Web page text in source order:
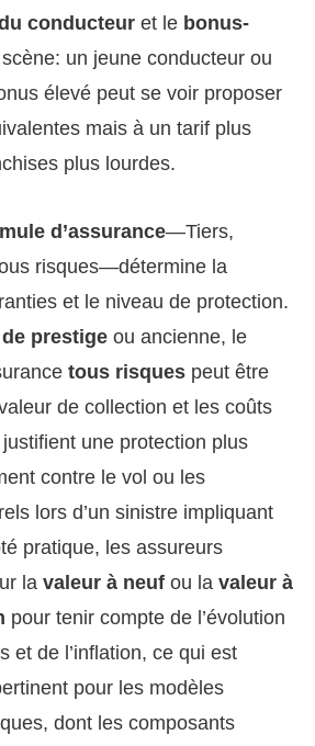
conducteur et le bonus-
un jeune conducteur ou
élevé peut se voir proposer
mais à un tarif plus
plus lourdes.
d’assurance—Tiers,
risques—détermine la
et le niveau de protection.
prestige ou ancienne, le
tous risques peut être
de collection et les coûts
une protection plus
contre le vol ou les
lors d’un sinistre impliquant
pratique, les assureurs
la valeur à neuf ou la valeur à
pour tenir compte de l’évolution
et de l’inflation, ce qui est
pour les modèles
dont les composants